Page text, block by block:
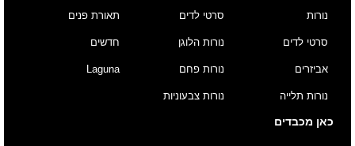
נורות
סרטי לדים
אביזרים
נורות תלייה
סרטי לדים
נורות הלוגן
נורות פחם
נורות צבעוניות
תאורת פנים
חדשים
Laguna
כאן מכבדים